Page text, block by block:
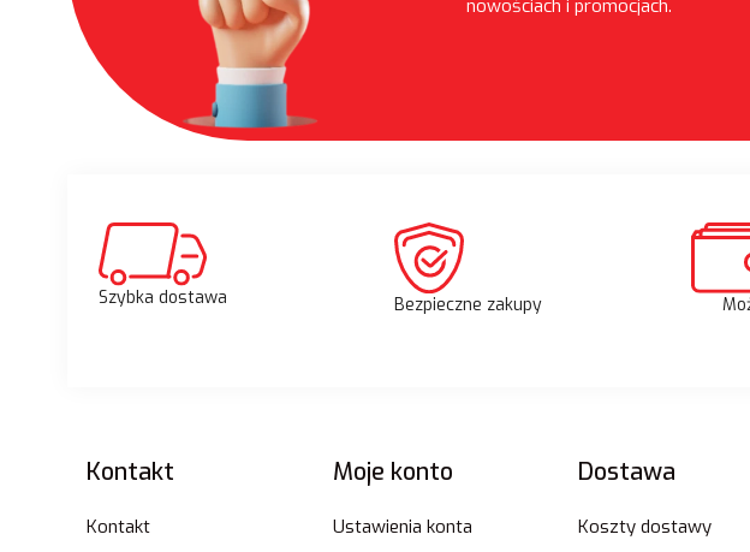
nowościach i promocjach.
Szybka dostawa Bezpieczne zakupy
Linki w stopce
Kontakt
Kontakt
Moje konto
Ustawienia konta
Dostawa
Koszty dostawy